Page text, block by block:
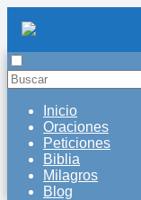
Inicio
Oraciones
Peticiones
Biblia
Milagros
Blog